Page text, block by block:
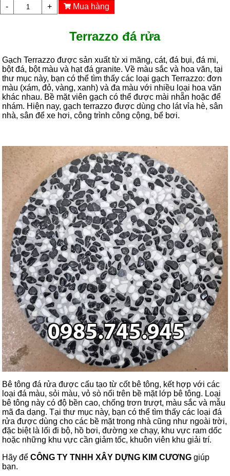
-
+ Mua hàng
Terrazzo đá rửa
Gạch Terrazzo được sản xuất từ xi măng, cát, đá bụi, đá mi,
bột đá, bột màu và hạt đá granite. Về màu sắc và hoa văn, tại
thư mục này, bạn có thể tìm thấy các loại gạch Terrazzo: đơn
màu (xám, đỏ, vàng, xanh) và đa màu với nhiều loại hoa văn
khác nhau. Bề mặt viên gạch có thể được mài nhẵn hoặc để
nhám. Hiện nay, gạch terrazzo được dùng cho lát vỉa hè, sân
nhà, sân để xe hơi, công trình công cộng, bể bơi.
Bê tông đá rửa được cấu tạo từ cốt bê tông, kết hợp với các
loại đá màu, sỏi màu, vỏ sò nổi trên bề mặt lớp bê tông. Loại
bê tông này có độ bền cao, chống trơn trượt, màu sắc và mẫu
mã đa dạng. Tại thư mục này, bạn có thể tìm thấy các loại đá
rửa được dùng cho các bề mặt trong nhà cũng như ngoài trời,
đặc biệt là lối đi bộ, hồ bơi, đường xe chạy, khu vực ram dốc
hoặc những khu vực cần giảm tốc, khuôn viên khu giải trí.
Hãy đểCÔNG TY TNHH XÂY DỰNG KIM CƯƠNGgiúp
bạn.